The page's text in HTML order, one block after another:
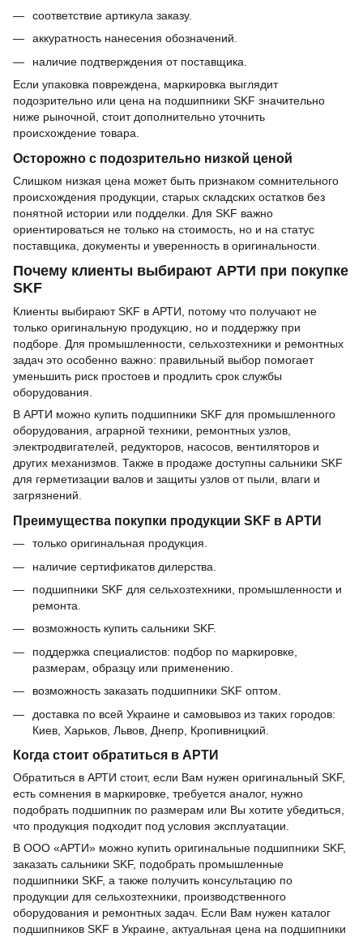
соответствие артикула заказу.
аккуратность нанесения обозначений.
наличие подтверждения от поставщика.
Если упаковка повреждена, маркировка выглядит
подозрительно или цена на подшипники SKF значительно
ниже рыночной, стоит дополнительно уточнить
происхождение товара.
Осторожно с подозрительно низкой ценой
Слишком низкая цена может быть признаком сомнительного
происхождения продукции, старых складских остатков без
понятной истории или подделки. Для SKF важно
ориентироваться не только на стоимость, но и на статус
поставщика, документы и уверенность в оригинальности.
Почему клиенты выбирают АРТИ при покупке
SKF
Клиенты выбирают SKF в АРТИ, потому что получают не
только оригинальную продукцию, но и поддержку при
подборе. Для промышленности, сельхозтехники и ремонтных
задач это особенно важно: правильный выбор помогает
уменьшить риск простоев и продлить срок службы
оборудования.
В АРТИ можно купить подшипники SKF для промышленного
оборудования, аграрной техники, ремонтных узлов,
электродвигателей, редукторов, насосов, вентиляторов и
других механизмов. Также в продаже доступны сальники SKF
для герметизации валов и защиты узлов от пыли, влаги и
загрязнений.
Преимущества покупки продукции SKF в АРТИ
только оригинальная продукция.
наличие сертификатов дилерства.
подшипники SKF для сельхозтехники, промышленности и
ремонта.
возможность купить сальники SKF.
поддержка специалистов: подбор по маркировке,
размерам, образцу или применению.
возможность заказать подшипники SKF оптом.
доставка по всей Украине и самовывоз из таких городов:
Киев, Харьков, Львов, Днепр, Кропивницкий.
Когда стоит обратиться в АРТИ
Обратиться в АРТИ стоит, если Вам нужен оригинальный SKF,
есть сомнения в маркировке, требуется аналог, нужно
подобрать подшипник по размерам или Вы хотите убедиться,
что продукция подходит под условия эксплуатации.
В ООО «АРТИ» можно купить оригинальные подшипники SKF,
заказать сальники SKF, подобрать промышленные
подшипники SKF, а также получить консультацию по
продукции для сельхозтехники, производственного
оборудования и ремонтных задач. Если Вам нужен каталог
подшипников SKF в Украине, актуальная цена на подшипники